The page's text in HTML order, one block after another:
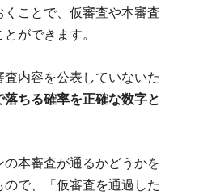
ことで、仮審査や本審査
ができます。
内容を公表していないた
ちる確率を正確な数字と
本審査が通るかどうかを
で、「仮審査を通過した